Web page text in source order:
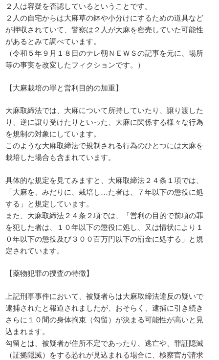
２人は容疑を否認しているということです。
２人の自宅からは大麻草の鉢や小分けにするための道具など
が押収されていて、警察は２人が大麻を密売していた可能性
があるとみて調べています。
（令和５年９月１８日のテレ朝ＮＥＷＳの記事を元に、場所
等の事実を改変したフィクションです。）
【大麻栽培の罪と営利目的の加重】
大麻取締法では、大麻について所持していたり、譲り渡した
り、逆に譲り受けたりといった、大麻に関係する様々な行為
を規制の対象にしています。
このような大麻取締法で規制される行為のひとつには大麻を
栽培した場合も含まれています。
具体的な規定を見てみますと、大麻取締法２４条１項では、
「大麻を、みだりに、栽培し…た者は、７年以下の懲役に処
する」と規定しています。
また、大麻取締法２４条２項では、「営利の目的で前項の罪
を犯した者は、１０年以下の懲役に処し、又は情状により１
０年以下の懲役及び３００百万円以下の罰金に処する」と規
定されています。
【薬物犯罪の捜査の特徴】
上記刑事事件において、被疑者らは大麻取締法違反の疑いで
逮捕されたと報道されましたが、おそらく、逮捕に引き続き
さらに１０間の身体拘束（勾留）が決まる可能性が高いと見
込まれます。
勾留とは、被疑者が住所不定であったり、逃亡や、罪証隠滅
（証拠隠滅）をする恐れが見込まれる場合に、検察官が請求